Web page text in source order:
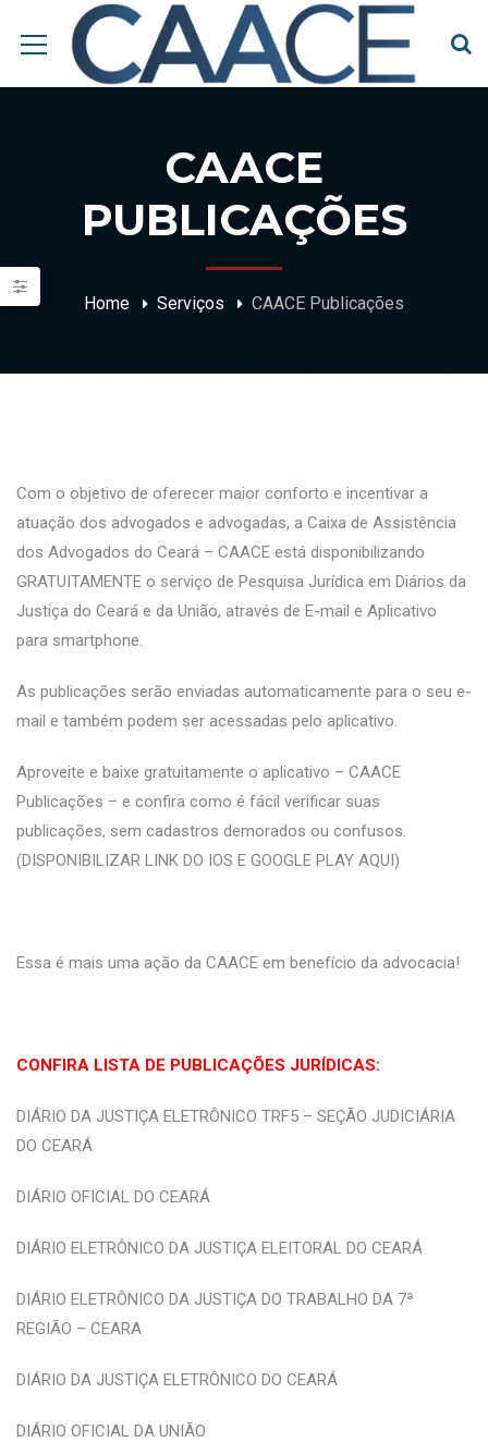
CAACE
PUBLICAÇÕES
Home Serviços CAACE Publicações
Com o objetivo de oferecer maior conforto e incentivar a
atuação dos advogados e advogadas, a Caixa de Assistência
dos Advogados do Ceará – CAACE está disponibilizando
GRATUITAMENTE o serviço de Pesquisa Jurídica em Diários da
Justiça do Ceará e da União, através de E-mail e Aplicativo
para smartphone.
As publicações serão enviadas automaticamente para o seu e-
mail e também podem ser acessadas pelo aplicativo.
Aproveite e baixe gratuitamente o aplicativo – CAACE
Publicações – e confira como é fácil verificar suas
publicações, sem cadastros demorados ou confusos.
(DISPONIBILIZAR LINK DO IOS E GOOGLE PLAY AQUI)
Essa é mais uma ação da CAACE em benefício da advocacia!
CONFIRA LISTA DE PUBLICAÇÕES JURÍDICAS:
DIÁRIO DA JUSTIÇA ELETRÔNICO TRF5 – SEÇÃO JUDICIÁRIA
DO CEARÁ
DIÁRIO OFICIAL DO CEARÁ
DIÁRIO ELETRÔNICO DA JUSTIÇA ELEITORAL DO CEARÁ
DIÁRIO ELETRÔNICO DA JUSTIÇA DO TRABALHO DA 7ª
REGIÃO – CEARA
DIÁRIO DA JUSTIÇA ELETRÔNICO DO CEARÁ
DIÁRIO OFICIAL DA UNIÃO